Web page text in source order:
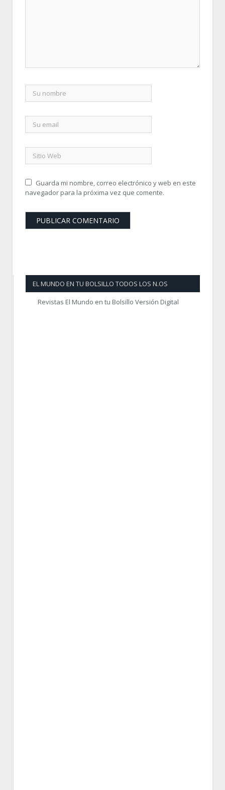
Guarda mi nombre, correo electrónico y web en este
navegador para la próxima vez que comente.
EL MUNDO EN TU BOLSILLO TODOS LOS N.OS
Revistas El Mundo en tu Bolsillo Versión Digital